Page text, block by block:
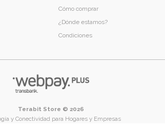
Cómo comprar
¿Dónde estamos?
Condiciones
Terabit Store © 2026
y Conectividad para Hogares y Empresas